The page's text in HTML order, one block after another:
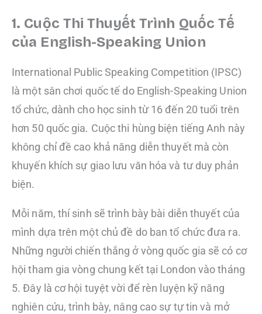
1. Cuộc Thi Thuyết Trình Quốc Tế
của English-Speaking Union
International Public Speaking Competition (IPSC)
là một sân chơi quốc tế do English-Speaking Union
tổ chức, dành cho học sinh từ 16 đến 20 tuổi trên
hơn 50 quốc gia. Cuộc thi hùng biện tiếng Anh này
không chỉ đề cao khả năng diễn thuyết mà còn
khuyến khích sự giao lưu văn hóa và tư duy phản
biện.
Mỗi năm, thí sinh sẽ trình bày bài diễn thuyết của
mình dựa trên một chủ đề do ban tổ chức đưa ra.
Những người chiến thắng ở vòng quốc gia sẽ có cơ
hội tham gia vòng chung kết tại London vào tháng
5. Đây là cơ hội tuyệt vời để rèn luyện kỹ năng
nghiên cứu, trình bày, nâng cao sự tự tin và mở